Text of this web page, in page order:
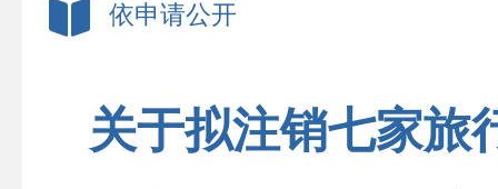
依申请公开
关于拟注销七家旅